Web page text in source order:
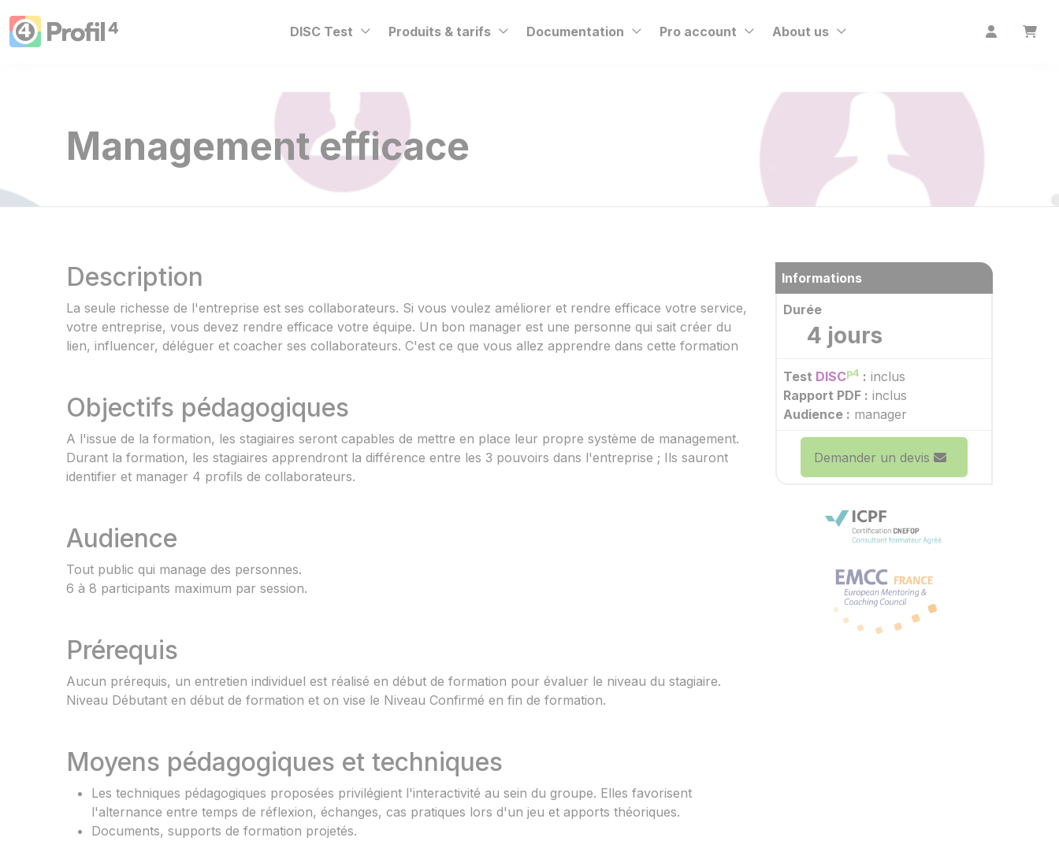
DISC Test Produits & tarifs Documentation Pro account About us
Management efficace
Description
La seule richesse de l'entreprise est ses collaborateurs. Si vous voulez améliorer et rendre efficace votre service,
votre entreprise, vous devez rendre efficace votre équipe. Un bon manager est une personne qui sait créer du
lien, influencer, déléguer et coacher ses collaborateurs. C'est ce que vous allez apprendre dans cette formation
Objectifs pédagogiques
A l'issue de la formation, les stagiaires seront capables de mettre en place leur propre système de management.
Durant la formation, les stagiaires apprendront la différence entre les 3 pouvoirs dans l'entreprise ; Ils sauront
identifier et manager 4 profils de collaborateurs.
Audience
Tout public qui manage des personnes.
6 à 8 participants maximum par session.
Prérequis
Aucun prérequis, un entretien individuel est réalisé en début de formation pour évaluer le niveau du stagiaire.
Niveau Débutant en début de formation et on vise le Niveau Confirmé en fin de formation.
Moyens pédagogiques et techniques
Les techniques pédagogiques proposées privilégient l'interactivité au sein du groupe. Elles favorisent
l'alternance entre temps de réflexion, échanges, cas pratiques lors d'un jeu et apports théoriques.
Documents, supports de formation projetés.
Informations
Durée
4 jours
Test DISCp4 : inclus
Rapport PDF : inclus
Audience : manager
Demander un devis